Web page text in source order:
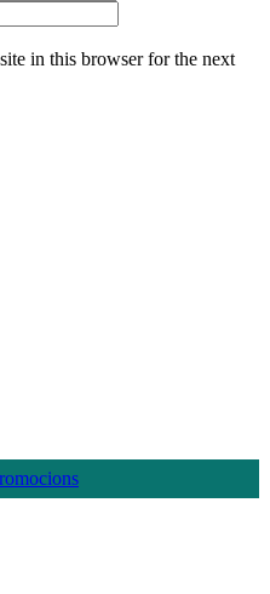
in this browser for the next